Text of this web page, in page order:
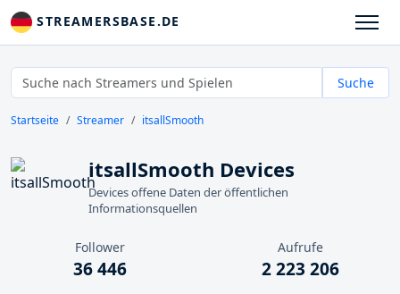
STREAMERSBASE.DE
Suche
Startseite Streamer itsallSmooth
itsallSmooth Devices
Devices offene Daten der öffentlichen
Informationsquellen
Follower
36 446
Aufrufe
2 223 206